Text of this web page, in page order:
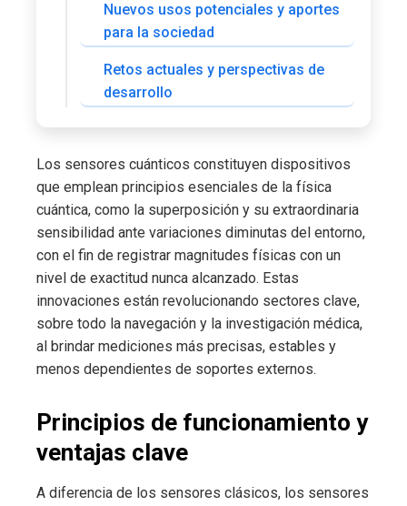
Nuevos usos potenciales y aportes
para la sociedad
Retos actuales y perspectivas de
desarrollo
Los sensores cuánticos constituyen dispositivos
que emplean principios esenciales de la física
cuántica, como la superposición y su extraordinaria
sensibilidad ante variaciones diminutas del entorno,
con el fin de registrar magnitudes físicas con un
nivel de exactitud nunca alcanzado. Estas
innovaciones están revolucionando sectores clave,
sobre todo la navegación y la investigación médica,
al brindar mediciones más precisas, estables y
menos dependientes de soportes externos.
Principios de funcionamiento y
ventajas clave
A diferencia de los sensores clásicos, los sensores